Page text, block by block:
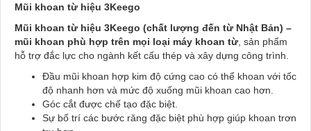
Mũi khoan từ hiệu 3Keego
Mũi khoan từ hiệu 3Keego (chất lượng đến từ Nhật Bản) –
mũi khoan phù hợp trên mọi loại máy khoan từ, sản phẩm
hỗ trợ đắc lực cho ngành kết cấu thép và xây dựng công trình.
Đầu mũi khoan hợp kim độ cứng cao có thể khoan với tốc
độ nhanh hơn và mức độ xuống mũi khoan cao hơn.
Góc cắt được chế tạo đặc biệt.
Sự bố trí các bước răng đặc biệt phù hợp giúp khoan trơn